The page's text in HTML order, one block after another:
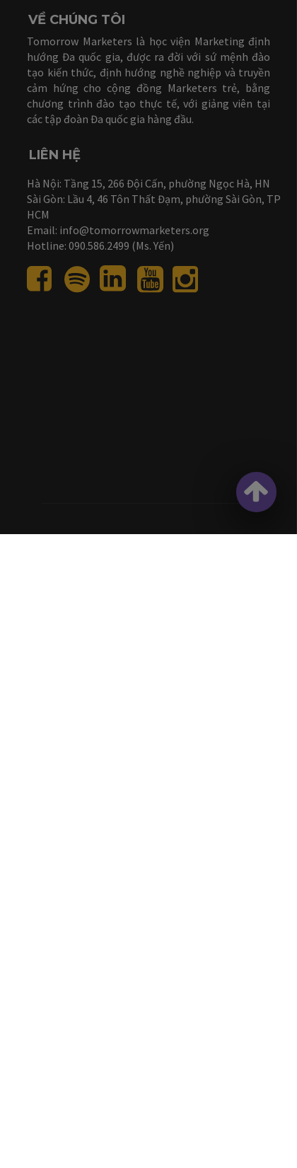
VỀ CHÚNG TÔI
Tomorrow Marketers là học viện Marketing định
hướng Đa quốc gia, được ra đời với sứ mệnh đào
tạo kiến thức, định hướng nghề nghiệp và truyền
cảm hứng cho cộng đồng Marketers trẻ, bằng
chương trình đào tạo thực tế, với giảng viên tại
các tập đoàn Đa quốc gia hàng đầu.
Hà Nội: Tầng 15, 266 Đội Cấn, phường Ngọc Hà, HN
Sài Gòn: Lầu 4, 46 Tôn Thất Đạm, phường Sài Gòn, TP
HCM
Email: info@tomorrowmarketers.org
Hotline: 090.586.2499 (Ms. Yến)
LIÊN HỆ